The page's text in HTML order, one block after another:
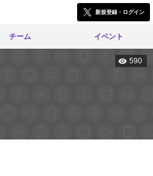
新規登録・ログイン
チーム イベント
590